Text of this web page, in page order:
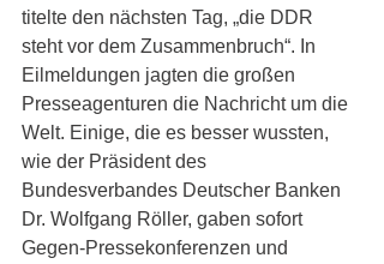
titelte den nächsten Tag, „die DDR
steht vor dem Zusammenbruch“. In
Eilmeldungen jagten die großen
Presseagenturen die Nachricht um die
Welt. Einige, die es besser wussten,
wie der Präsident des
Bundesverbandes Deutscher Banken
Dr. Wolfgang Röller, gaben sofort
Gegen-Pressekonferenzen und